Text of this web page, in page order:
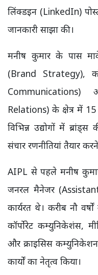
लिंक्डइन (LinkedIn)
जानकारी साझा की।
मनीष कुमार के पास
(Brand Strategy),
Relations) के क्षेत्र में
विभिन्न उद्योगों में
संचार रणनीतियां तैयार
AIPL से पहले मनीष
जनरल मैनेजर
कार्यरत थे। करीब नौ
कॉर्पोरेट कम्युनिकेशंस,
और क्राइसिस
कार्यों का नेतृत्व किया।